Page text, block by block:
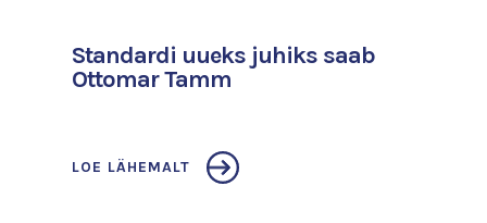
Standardi uueks juhiks saab
Ottomar Tamm
LOE LÄHEMALT